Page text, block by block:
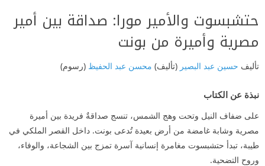
حتشبسوت والأمير مورا: صداقة بين أمير
مصرية وأميرة من بونت
تأليف حسين عبد البصير (تأليف) محسن عبد الحفيظ (رسوم)
نبذة عن الكتاب
على ضفاف النيل وتحت وهج الشمس، تنسج صداقةٌ فريدة بين أميرة
مصرية وشابة غامضة من أرض بعيدة تُدعى بونت. داخل القصر الملكي في
طيبة، تبدأ حتشبسوت مغامرة إنسانية آسرة تمزج بين الشجاعة، والوفاء،
وروح التضحية.